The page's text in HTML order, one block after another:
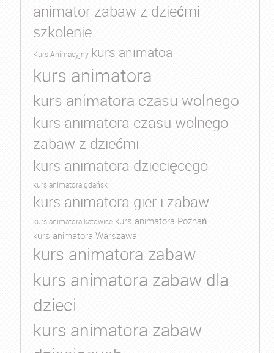
animator zabaw z dziećmi
szkolenie
Kurs Animacyjny kurs animatoa
kurs animatora
kurs animatora czasu wolnego
kurs animatora czasu wolnego
zabaw z dziećmi
kurs animatora dziecięcego
kurs animatora gdańsk
kurs animatora gier i zabaw
kurs animatora katowice kurs animatora Poznań
kurs animatora Warszawa
kurs animatora zabaw
kurs animatora zabaw dla
dzieci
kurs animatora zabaw